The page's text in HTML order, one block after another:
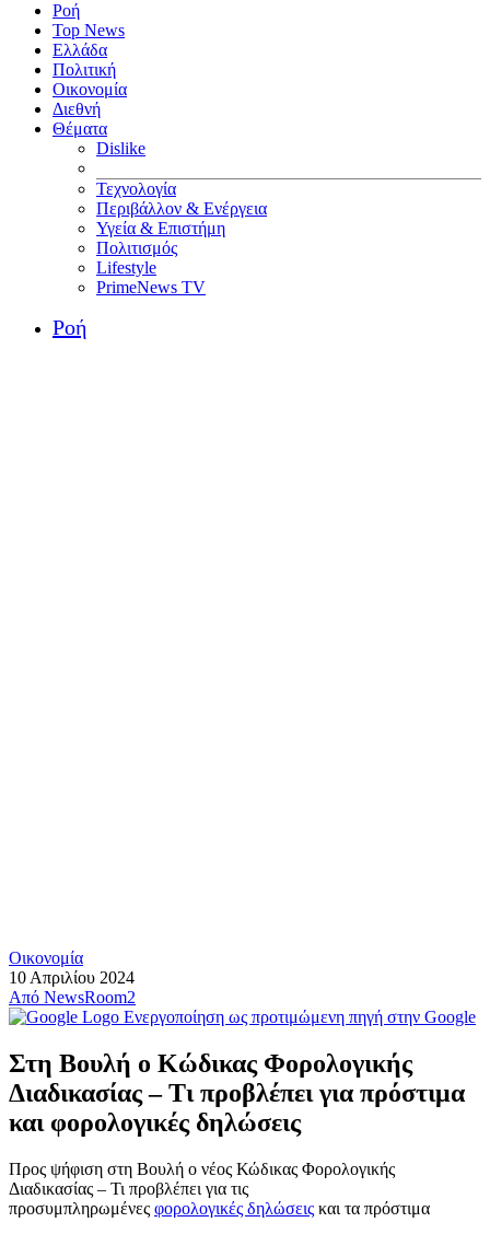
Ροή
Top News
Ελλάδα
Πολιτική
Οικονομία
Διεθνή
Θέματα
Dislike
Τεχνολογία
Περιβάλλον & Ενέργεια
Υγεία & Επιστήμη
Πολιτισμός
Lifestyle
PrimeNews TV
Ροή
Οικονομία
10 Απριλίου 2024
Από NewsRoom2
Ενεργοποίηση ως προτιμώμενη πηγή στην Google
Στη Βουλή ο Κώδικας Φορολογικής
Διαδικασίας – Τι προβλέπει για πρόστιμα
και φορολογικές δηλώσεις
Προς ψήφιση στη Βουλή ο νέος Κώδικας Φορολογικής
Διαδικασίας – Τι προβλέπει για τις
προσυμπληρωμένες φορολογικές δηλώσεις και τα πρόστιμα